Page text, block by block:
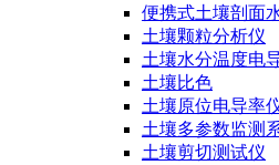
便携式土壤剖面
土壤颗粒分析仪
土壤水分温度电
土壤比色
土壤原位电导率
土壤多参数监测
土壤剪切测试仪